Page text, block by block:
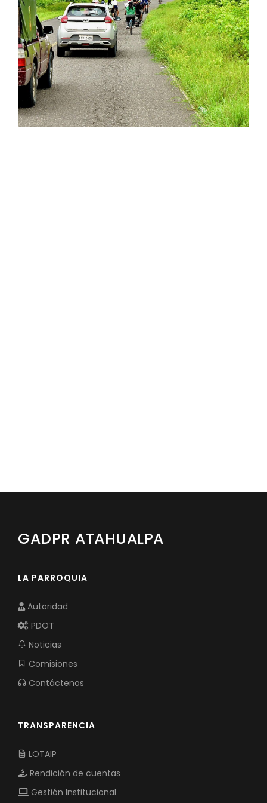
Convocatorias
GESTIÓN ADMINISTRATIVA
Plan de desarrollo y Ordenamiento Territorial -
Plan Anual Contratación - PAC
Plan Operativo Anual - POA
Convenios Institucionales
GADPR ATAHUALPA
-
LA PARROQUIA
Autoridad
PDOT
Noticias
Comisiones
Contáctenos
TRANSPARENCIA
LOTAIP
Rendición de cuentas
Gestión Institucional